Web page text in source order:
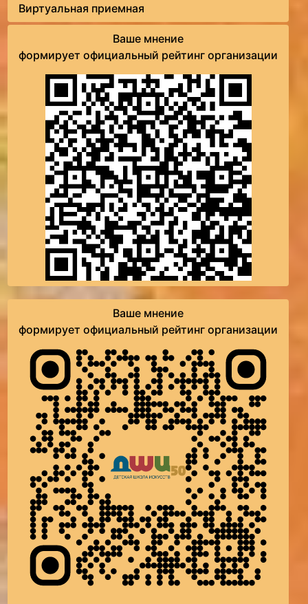
Виртуальная приемная
Ваше мнение
формирует официальный рейтинг организации
Ваше мнение
формирует официальный рейтинг организации